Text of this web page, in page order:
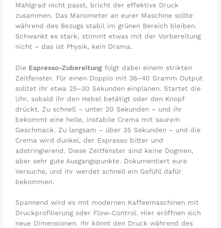
Mahlgrad nicht passt, bricht der effektive Druck
zusammen. Das Manometer an eurer Maschine sollte
während des Bezugs stabil im grünen Bereich bleiben.
Schwankt es stark, stimmt etwas mit der Vorbereitung
nicht – das ist Physik, kein Drama.
Die Espresso-Zubereitung folgt dabei einem strikten
Zeitfenster. Für einen Doppio mit 36–40 Gramm Output
solltet ihr etwa 25–30 Sekunden einplanen. Startet die
Uhr, sobald ihr den Hebel betätigt oder den Knopf
drückt. Zu schnell – unter 20 Sekunden – und ihr
bekommt eine helle, instabile Crema mit saurem
Geschmack. Zu langsam – über 35 Sekunden – und die
Crema wird dunkel, der Espresso bitter und
adstringierend. Diese Zeitfenster sind keine Dogmen,
aber sehr gute Ausgangspunkte. Dokumentiert eure
Versuche, und ihr werdet schnell ein Gefühl dafür
bekommen.
Spannend wird es mit modernen Kaffeemaschinen mit
Druckprofilierung oder Flow-Control. Hier eröffnen sich
neue Dimensionen. Ihr könnt den Druck während des